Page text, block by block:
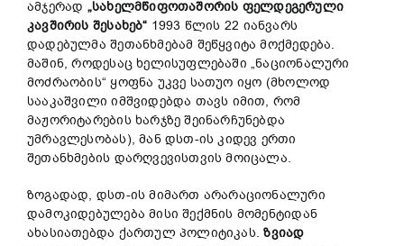
ამჯერად „სახელმწიფოთაშორის ფელდეგერული
კავშირის შესახებ“ 1993 წლის 22 იანვარს
დადებულმა შეთანხმებამ შეწყვიტა მოქმედება.
მაშინ, როდესაც ხელისუფლებაში „ნაციონალური
მოძრაობის“ ყოფნა უკვე სათუო იყო (მხოლოდ
სააკაშვილი იმშვიდებდა თავს იმით, რომ
მაჟორიტარების ხარჯზე შეინარჩუნებდა
უმრავლესობას), მან დსთ-ის კიდევ ერთი
შეთანხმების დარღვევისთვის მოიცალა.
ზოგადად, დსთ-ის მიმართ არარაციონალური
დამოკიდებულება მისი შექმნის მომენტიდან
ახასიათებდა ქართულ პოლიტიკას.ზვიად